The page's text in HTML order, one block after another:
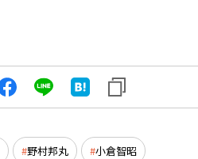
野村邦丸 小倉智昭